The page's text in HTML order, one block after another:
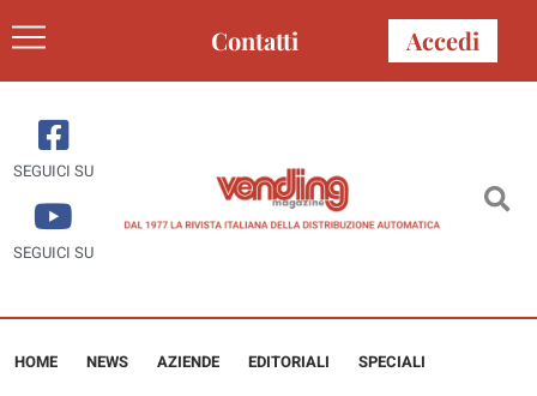
Contatti Accedi
SEGUICI SU
SEGUICI SU
HOME NEWS AZIENDE EDITORIALI SPECIALI